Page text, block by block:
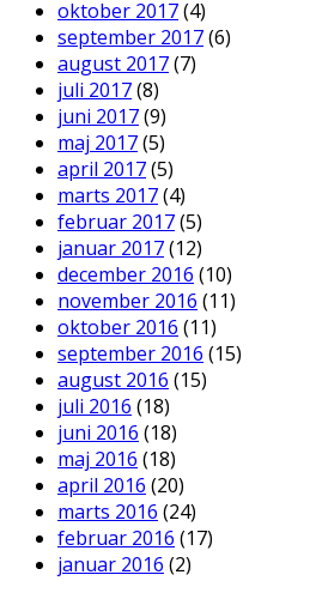
oktober 2017(4)
september 2017(6)
august 2017(7)
juli 2017(8)
juni 2017(9)
maj 2017(5)
april 2017(5)
marts 2017(4)
februar 2017(5)
januar 2017(12)
december 2016 (10)
november 2016 (11)
oktober 2016 (11)
september 2016 (15)
august 2016 (15)
juli 2016 (18)
juni 2016 (18)
maj 2016 (18)
april 2016 (20)
marts 2016 (24)
februar 2016 (17)
januar 2016 (2)